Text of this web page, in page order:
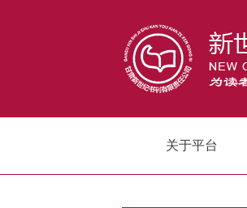
关于平台